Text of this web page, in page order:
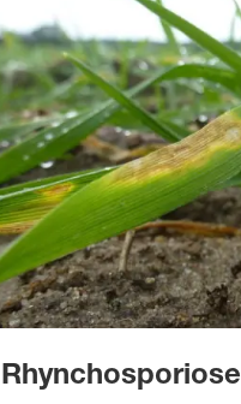
Rhynchosporiose